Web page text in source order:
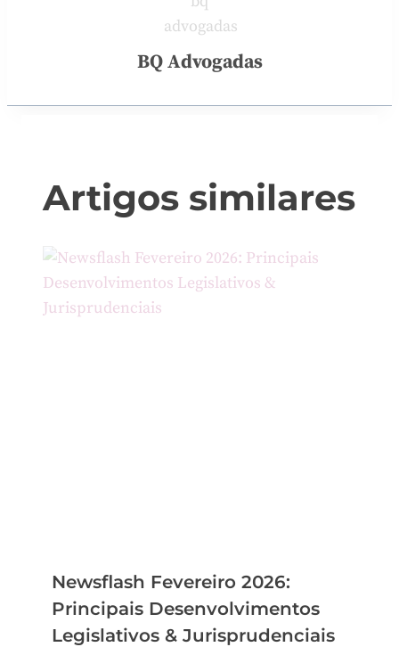
BQ Advogadas
Artigos similares
Newsflash Fevereiro 2026:
Principais Desenvolvimentos
Legislativos & Jurisprudenciais